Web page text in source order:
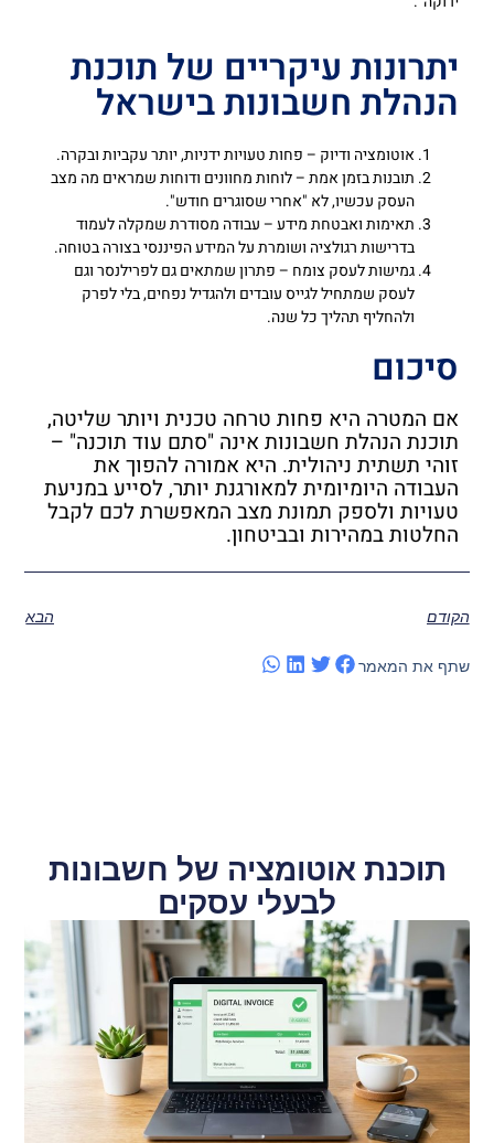
יתרונות עיקריים של תוכנת
הנהלת חשבונות בישראל
אוטומציה ודיוק – פחות טעויות ידניות, יותר עקביות ובקרה.
תובנות בזמן אמת – לוחות מחוונים ודוחות שמראים מה מצב
העסק עכשיו, לא "אחרי שסוגרים חודש".
תאימות ואבטחת מידע – עבודה מסודרת שמקלה לעמוד
בדרישות רגולציה ושומרת על המידע הפיננסי בצורה בטוחה.
גמישות לעסק צומח – פתרון שמתאים גם לפרילנסר וגם
לעסק שמתחיל לגייס עובדים ולהגדיל נפחים, בלי לפרק
ולהחליף תהליך כל שנה.
סיכום
אם המטרה היא פחות טרחה טכנית ויותר שליטה,
תוכנת הנהלת חשבונות אינה "סתם עוד תוכנה" –
זוהי תשתית ניהולית. היא אמורה להפוך את
העבודה היומיומית למאורגנת יותר, לסייע במניעת
טעויות ולספק תמונת מצב המאפשרת לכם לקבל
החלטות במהירות ובביטחון.
הקודם הבא
שתף את המאמר
תוכנת אוטומציה של חשבונות
לבעלי עסקים